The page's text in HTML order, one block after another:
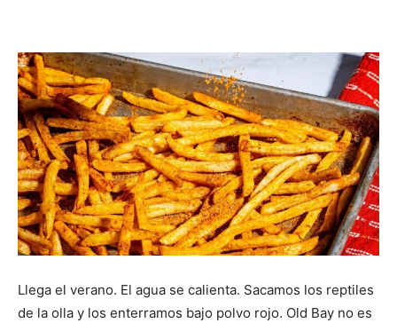
Llega el verano. El agua se calienta. Sacamos los reptiles
de la olla y los enterramos bajo polvo rojo. Old Bay no es